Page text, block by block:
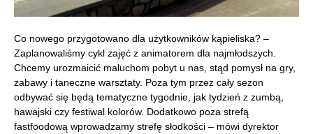
Co nowego przygotowano dla użytkowników kąpieliska? –
Zaplanowaliśmy cykl zajęć z animatorem dla najmłodszych.
Chcemy urozmaicić maluchom pobyt u nas, stąd pomysł na gry,
zabawy i taneczne warsztaty. Poza tym przez cały sezon
odbywać się będą tematyczne tygodnie, jak tydzień z zumbą,
hawajski czy festiwal kolorów. Dodatkowo poza strefą
fastfoodową wprowadzamy strefę słodkości – mówi dyrektor